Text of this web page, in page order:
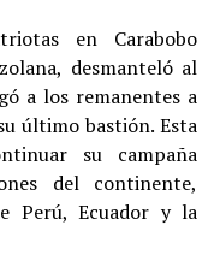
en Carabobo
desmanteló al
a los remanentes a
último bastión. Esta
su campaña
del continente,
Perú, Ecuador y la